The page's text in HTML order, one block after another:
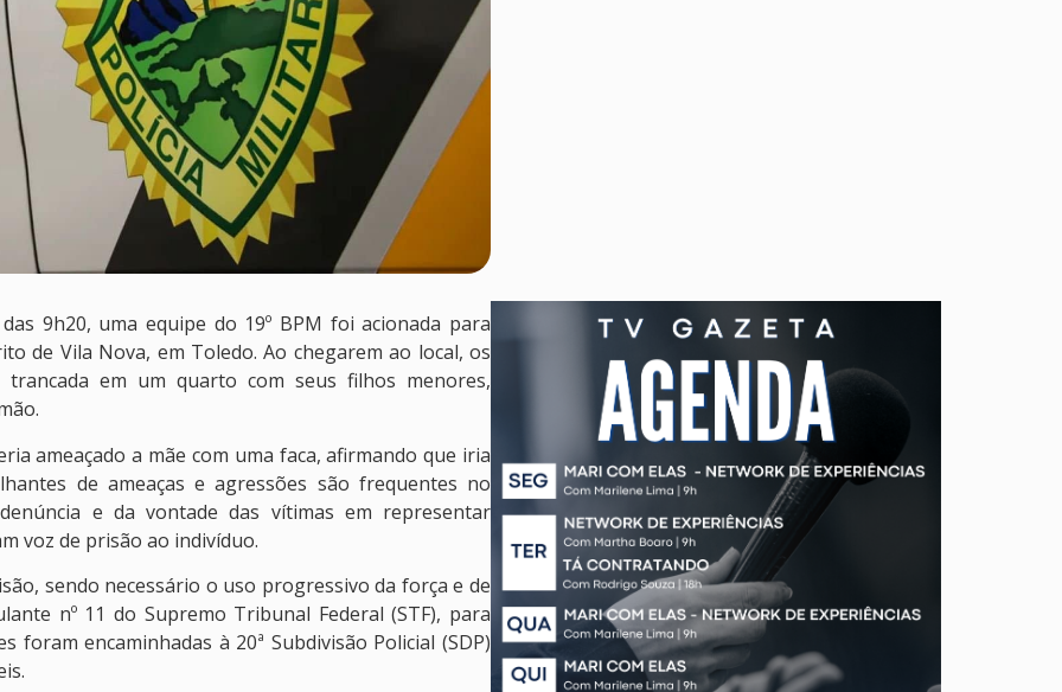
9h20, uma equipe do 19º BPM foi acionada para
de Vila Nova, em Toledo. Ao chegarem ao local, os
em um quarto com seus filhos menores,
ameaçado a mãe com uma faca, afirmando que iria
de ameaças e agressões são frequentes no
e da vontade das vítimas em representar
voz de prisão ao indivíduo.
sendo necessário o uso progressivo da força e de
nº 11 do Supremo Tribunal Federal (STF), para
encaminhadas à 20ª Subdivisão Policial (SDP)